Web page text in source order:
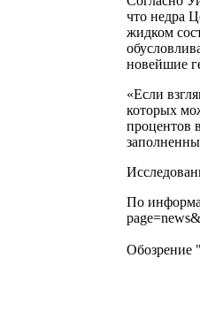
что недра
жидком
новейшие
«Если
которых
процентов
По
Обозрение